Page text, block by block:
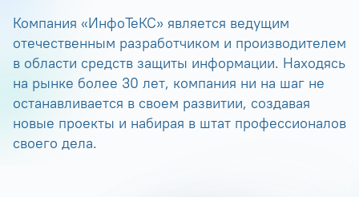
Компания «ИнфоТеКС» является ведущим
отечественным разработчиком и производителем
в области средств защиты информации. Находясь
на рынке более 30 лет, компания ни на шаг не
останавливается в своем развитии, создавая
новые проекты и набирая в штат профессионалов
своего дела.